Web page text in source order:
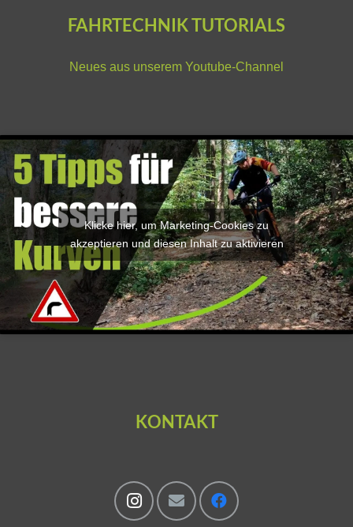
FAHRTECHNIK TUTORIALS
Neues aus unserem Youtube-Channel
Klicke hier, um Marketing-Cookies zu
akzeptieren und diesen Inhalt zu aktivieren
KONTAKT